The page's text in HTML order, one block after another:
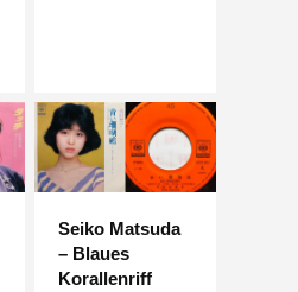
Seiko Matsuda
– Blaues
Korallenriff